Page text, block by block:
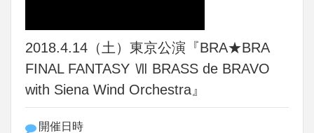
2018.4.14（土）東京公演『BRA★BRA
FINAL FANTASY Ⅶ BRASS de BRAVO
with Siena Wind Orchestra』
開催日時